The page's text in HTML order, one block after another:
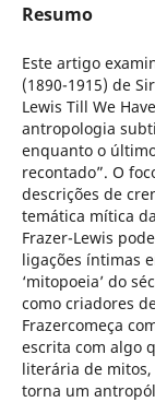
Resumo
Este artigo
(1890-1915) de
Lewis Till We
antropologia
enquanto o
recontado”. O
descrições de
temática mítica
Frazer-Lewis
ligações íntimas
‘mitopoeia’ do
como criadores
Frazercomeça
escrita com algo
literária de
torna um